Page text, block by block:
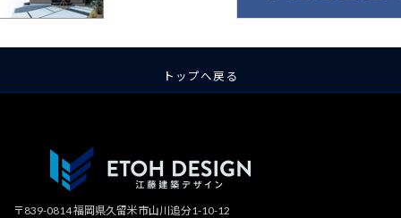
トップへ戻る
〒839-0814 福岡県久留米市山川追分1-10-12